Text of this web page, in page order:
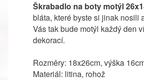
Škrabadlo na boty motýl
bláta, které byste si jinak nosili
Vás tak bude motýl každý den
dekorací.
Rozměry: 18x26cm, výška
Materiál: litina, rohož